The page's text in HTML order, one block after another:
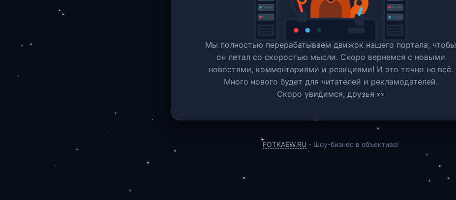
Мы полностью перерабатываем движок нашего портала, чтобы
он летал со скоростью мысли. Скоро вернемся c новыми
новостями, комментариями и реакциями! И это точно не всё.
Много нового будет для читателей и рекламодателей.
Скоро увидимся, друзья 👀
FOTKAEW.RU - Шоу-бизнес в объективе!